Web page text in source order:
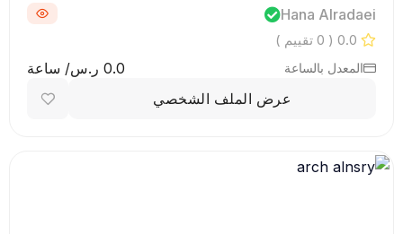
Hana Alradaei
0.0 ( 0 تقييم )
المعدل بالساعة
0.0 ر.س/ ساعة
عرض الملف الشخصي